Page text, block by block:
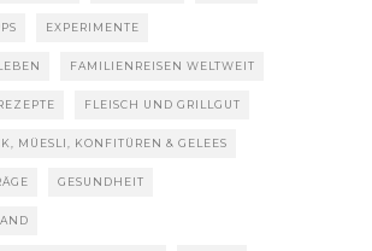
EXPERIMENTE
FAMILIENREISEN WELTWEIT
FLEISCH UND GRILLGUT
MÜESLI, KONFITÜREN & GELEES
GESUNDHEIT